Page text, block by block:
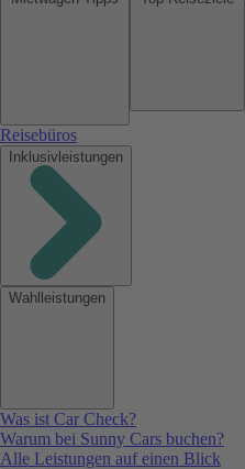
Reisebüros
Inklusivleistungen
Wahlleistungen
Was ist Car Check?
Warum bei Sunny Cars buchen?
Alle Leistungen auf einen Blick